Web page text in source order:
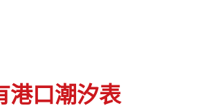
港口潮汐表